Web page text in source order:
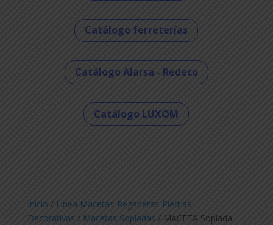
Catálogo ferreterías
Catálogo Alarsa - Redeco
Catálogo LUXOM
Inicio / Linea Macetas-Regaderas-Piedras
Decorativas / Macetas Sopladas / MACETA Soplada